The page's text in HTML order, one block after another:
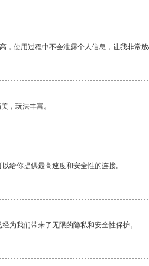
，使用过程中不会泄露个人信息，让我非常
，玩法丰富。
给你提供最高速度和安全性的连接。
为我们带来了无限的隐私和安全性保护。